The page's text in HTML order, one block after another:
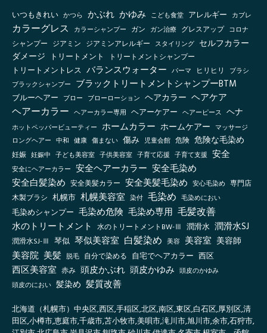
いつもきれい かつら かぶれ かゆみ こども食堂 アレルギー カブレ
カラーグレス カラーシャンプー ガン ガン治療 グレスアップ コロナ
シャンプー ジアミン ジアミンアレルギー スタイリング セルフカラー
ダメージ
トリートメント
トリートメントシャンプー
トリートメントレス バランスウォーター パーマ ヒリヒリ ブラシ
ブラックシャンプー ブラックトリートメントシャンプーBTM
ブルーヘアー ブロー ブローローション ヘアカラー ヘアケア
ヘアーカラー ヘアーカラー専用 ヘアーケアー ヘアーピース ヘナ
ホットペッパービューティー ホームカラー ホームケアー マッサージ
ロングヘアー 中和 健康 傷まない 傷み 児童会館 危険 危険な毛染め
妊娠 妊娠中 子ども美容室 子供美容室 子育て応援 子育て支援 安全
安全にヘアーカラー 安全ヘアーカラー 安全毛染め
安全白髪染め 安全美髪カラー 安全美髪毛染め 安心毛染め 専門店
木製ブラシ 札幌市 札幌美容室 染付 毛染め 毛染めにおい
毛染めシャンプー 毛染め危険 毛染め専用 毛髪改善
水のトリートメント 水のトリートメントBW-Ⅲ 潤滑水 潤滑水SJ
潤滑水SJ-Ⅲ 琴似 琴似美容室 白髪染め 美容 美容室 美容師
美容院 美髪 脱毛 自分で染める 自宅でヘアカラー 西区
西区美容室 赤み 頭皮かぶれ 頭皮かゆみ 頭皮のかゆみ
頭皮のにおい 髪染め 髪質改善
北海道（札幌市）中央区,西区,手稲区,北区,南区,東区,白石区,厚別区,清
田区,小樽市,恵庭市,千歳市,苫小牧市,美唄市,滝川市,旭川市,余市,石狩市,